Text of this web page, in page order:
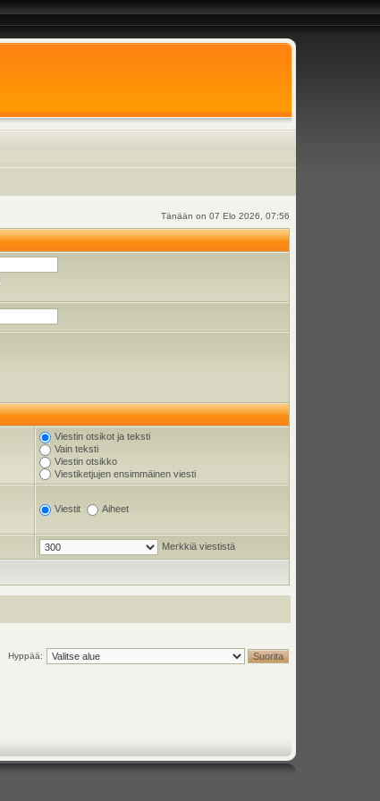
Tänään on 07 Elo 2026, 07:56
Viestin otsikot ja teksti
Vain teksti
Viestin otsikko
Viestiketjujen ensimmäinen viesti
Viestit Aiheet
Merkkiä viestistä
Hyppää: